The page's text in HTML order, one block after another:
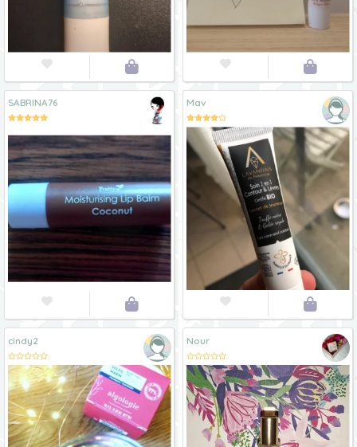
   
SABRINA76
 
Mav
 
cindy2 Nour